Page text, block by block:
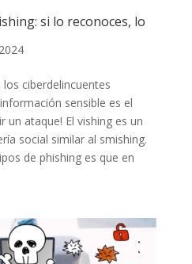
si lo reconoces, lo
ciberdelincuentes
sensible es el
un ataque! El vishing es un
social similar al smishing.
de phishing es que en